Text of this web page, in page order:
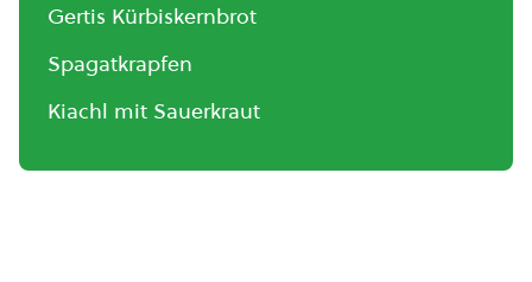
Gertis Kürbiskernbrot
Spagatkrapfen
Kiachl mit Sauerkraut